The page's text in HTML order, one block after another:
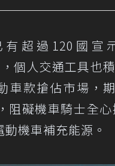
超過120國宣
個人交通工具也
車款搶佔市場，
阻礙機車騎士全
機車補充能源。